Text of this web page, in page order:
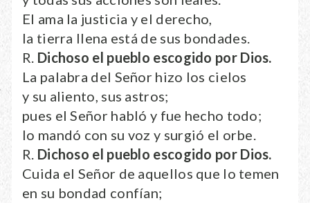
El ama la justicia y el derecho,
la tierra llena está de sus bondades.
R. Dichoso el pueblo escogido por Dios.
La palabra del Señor hizo los cielos
y su aliento, sus astros;
pues el Señor habló y fue hecho todo;
lo mandó con su voz y surgió el orbe.
R. Dichoso el pueblo escogido por Dios.
Cuida el Señor de aquellos que lo temen
en su bondad confían;